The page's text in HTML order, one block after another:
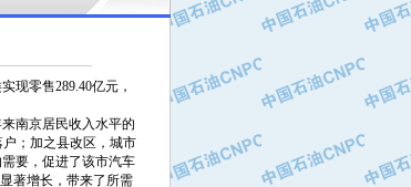
现零售289.40亿元，
南京居民收入水平的
；加之县改区，城市
要，促进了该市汽车
著增长，带来了所需